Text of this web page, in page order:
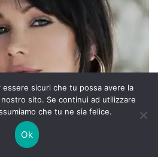
essere sicuri che tu possa avere la
sito. Se continui ad utilizzare
che tu ne sia felice.
Ok